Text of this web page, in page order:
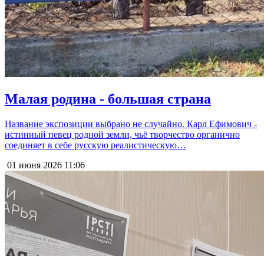
Малая родина - большая страна
Название экспозиции выбрано не случайно. Карл Ефимович -
истинный певец родной земли, чьё творчество органично
соединяет в себе русскую реалистическую…
01 июня 2026 11:06